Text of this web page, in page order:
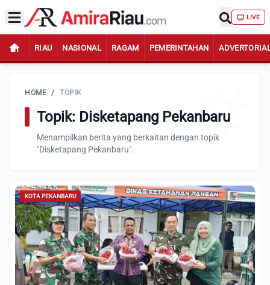
LIVE
RIAU NASIONAL RAGAM PEMERINTAHAN
HOME / TOPIK
Topik: Disketapang Pekanbaru
Menampilkan berita yang berkaitan dengan topik
"Disketapang Pekanbaru".
KOTA PEKANBARU